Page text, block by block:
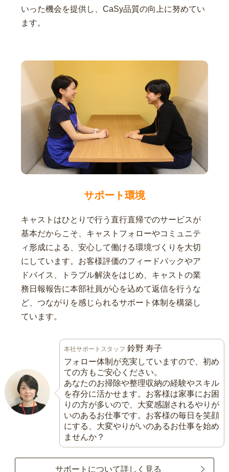
いった機会を提供し、CaSy品質の向上に努めてい
ます。
サポート環境
キャストはひとりで行う直行直帰でのサービスが
基本だからこそ、キャストフォローやコミュニテ
ィ形成による、安心して働ける環境づくりを大切
にしています。お客様評価のフィードバックやア
ドバイス、トラブル解決をはじめ、キャストの業
務日報報告に本部社員が心を込めて返信を行うな
ど、つながりを感じられるサポート体制を構築し
ています。
本社サポートスタッフ 鈴野 寿子
フォロー体制が充実していますので、初め
ての方もご安心ください。
あなたのお掃除や整理収納の経験やスキル
を存分に活かせます。お客様は家事にお困
りの方が多いので、大変感謝されるやりが
いのあるお仕事です。お客様の毎日を笑顔
にする、大変やりがいのあるお仕事を始め
ませんか？
サポートについて詳しく見る